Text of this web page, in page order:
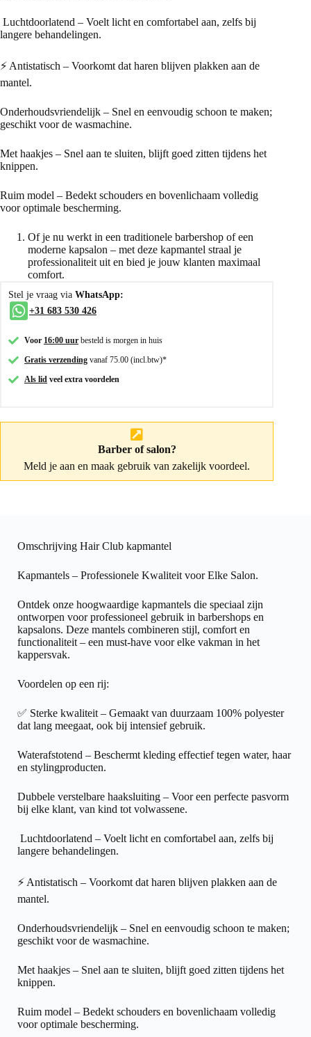
️ Luchtdoorlatend – Voelt licht en comfortabel aan, zelfs bij
langere behandelingen.
⚡ Antistatisch – Voorkomt dat haren blijven plakken aan de
mantel.
Onderhoudsvriendelijk – Snel en eenvoudig schoon te maken;
geschikt voor de wasmachine.
Met haakjes – Snel aan te sluiten, blijft goed zitten tijdens het
knippen.
Ruim model – Bedekt schouders en bovenlichaam volledig
voor optimale bescherming.
Of je nu werkt in een traditionele barbershop of een
moderne kapsalon – met deze kapmantel straal je
professionaliteit uit en bied je jouw klanten maximaal
comfort.
Stel je vraag via WhatsApp:
+31 683 530 426
Voor 16:00 uur besteld is morgen in huis
Gratis verzending vanaf 75.00 (incl.btw)*
Als lid veel extra voordelen
Barber of salon?
Meld je aan en maak gebruik van zakelijk voordeel.
Omschrijving Hair Club kapmantel
Kapmantels – Professionele Kwaliteit voor Elke Salon.
Ontdek onze hoogwaardige kapmantels die speciaal zijn
ontworpen voor professioneel gebruik in barbershops en
kapsalons. Deze mantels combineren stijl, comfort en
functionaliteit – een must-have voor elke vakman in het
kappersvak.
Voordelen op een rij:
✅ Sterke kwaliteit – Gemaakt van duurzaam 100% polyester
dat lang meegaat, ook bij intensief gebruik.
Waterafstotend – Beschermt kleding effectief tegen water, haar
en stylingproducten.
Dubbele verstelbare haaksluiting – Voor een perfecte pasvorm
bij elke klant, van kind tot volwassene.
️ Luchtdoorlatend – Voelt licht en comfortabel aan, zelfs bij
langere behandelingen.
⚡ Antistatisch – Voorkomt dat haren blijven plakken aan de
mantel.
Onderhoudsvriendelijk – Snel en eenvoudig schoon te maken;
geschikt voor de wasmachine.
Met haakjes – Snel aan te sluiten, blijft goed zitten tijdens het
knippen.
Ruim model – Bedekt schouders en bovenlichaam volledig
voor optimale bescherming.